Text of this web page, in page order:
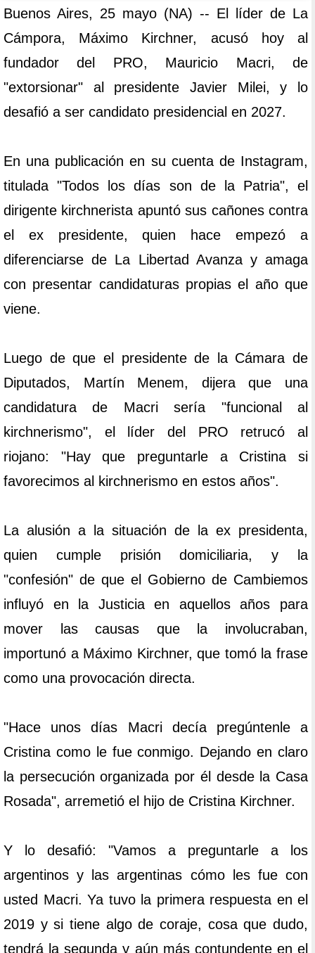
Buenos Aires, 25 mayo (NA) -- El líder de La
Cámpora, Máximo Kirchner, acusó hoy al
fundador del PRO, Mauricio Macri, de
"extorsionar" al presidente Javier Milei, y lo
desafió a ser candidato presidencial en 2027.
En una publicación en su cuenta de Instagram,
titulada "Todos los días son de la Patria", el
dirigente kirchnerista apuntó sus cañones contra
el ex presidente, quien hace empezó a
diferenciarse de La Libertad Avanza y amaga
con presentar candidaturas propias el año que
viene.
Luego de que el presidente de la Cámara de
Diputados, Martín Menem, dijera que una
candidatura de Macri sería "funcional al
kirchnerismo", el líder del PRO retrucó al
riojano: "Hay que preguntarle a Cristina si
favorecimos al kirchnerismo en estos años".
La alusión a la situación de la ex presidenta,
quien cumple prisión domiciliaria, y la
"confesión" de que el Gobierno de Cambiemos
influyó en la Justicia en aquellos años para
mover las causas que la involucraban,
importunó a Máximo Kirchner, que tomó la frase
como una provocación directa.
"Hace unos días Macri decía pregúntenle a
Cristina como le fue conmigo. Dejando en claro
la persecución organizada por él desde la Casa
Rosada", arremetió el hijo de Cristina Kirchner.
Y lo desafió: "Vamos a preguntarle a los
argentinos y las argentinas cómo les fue con
usted Macri. Ya tuvo la primera respuesta en el
2019 y si tiene algo de coraje, cosa que dudo,
tendrá la segunda y aún más contundente en el